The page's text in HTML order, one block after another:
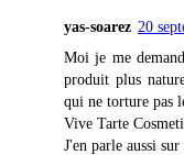
yas-soarez 20
Moi je me
produit plus
qui ne torture pas
Vive Tarte
J'en parle aussi